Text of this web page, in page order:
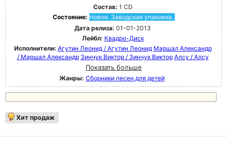
Состав: 1 CD
Состояние: Новое. Заводская упаковка.
Дата релиза: 01-01-2013
Лейбл: Квадро-Диск
Исполнители: Агутин Леонид / Агутин Леонид Маршал Александр
/ Маршал Александр Зинчук Виктор / Зинчук Виктор Алсу / Алсу
Показать больше
Жанры: Сборники песен для детей
Хит продаж